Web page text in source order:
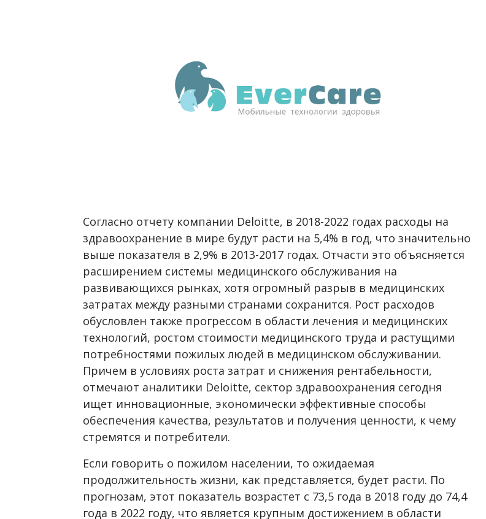
Согласно отчету компании Deloitte, в 2018-2022 годах расходы на
здравоохранение в мире будут расти на 5,4% в год, что значительно
выше показателя в 2,9% в 2013-2017 годах. Отчасти это объясняется
расширением системы медицинского обслуживания на
развивающихся рынках, хотя огромный разрыв в медицинских
затратах между разными странами сохранится. Рост расходов
обусловлен также прогрессом в области лечения и медицинских
технологий, ростом стоимости медицинского труда и растущими
потребностями пожилых людей в медицинском обслуживании.
Причем в условиях роста затрат и снижения рентабельности,
отмечают аналитики Deloitte, сектор здравоохранения сегодня
ищет инновационные, экономически эффективные способы
обеспечения качества, результатов и получения ценности, к чему
стремятся и потребители.
Если говорить о пожилом населении, то ожидаемая
продолжительность жизни, как представляется, будет расти. По
прогнозам, этот показатель возрастет с 73,5 года в 2018 году до 74,4
года в 2022 году, что является крупным достижением в области